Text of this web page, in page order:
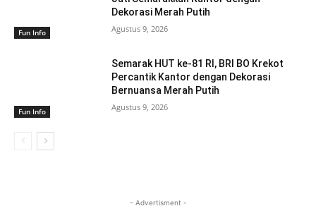
Fun Info
Dekorasi Merah Putih
Agustus 9, 2026
Fun Info
Semarak HUT ke-81 RI, BRI BO Krekot
Percantik Kantor dengan Dekorasi
Bernuansa Merah Putih
Agustus 9, 2026
- Advertisment -